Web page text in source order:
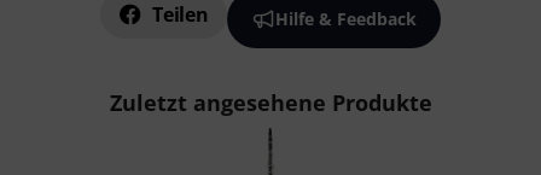
Teilen Hilfe & Feedback
Zuletzt angesehene Produkte